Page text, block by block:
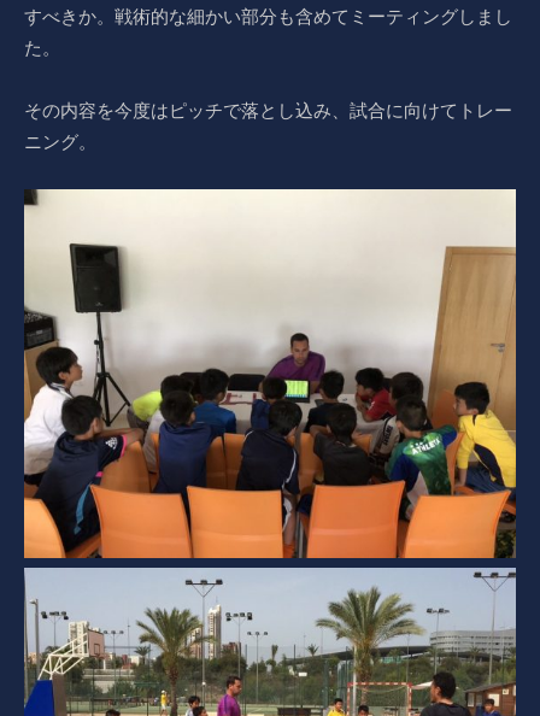
すべきか。戦術的な細かい部分も含めてミーティングしまし
た。
その内容を今度はピッチで落とし込み、試合に向けてトレー
ニング。